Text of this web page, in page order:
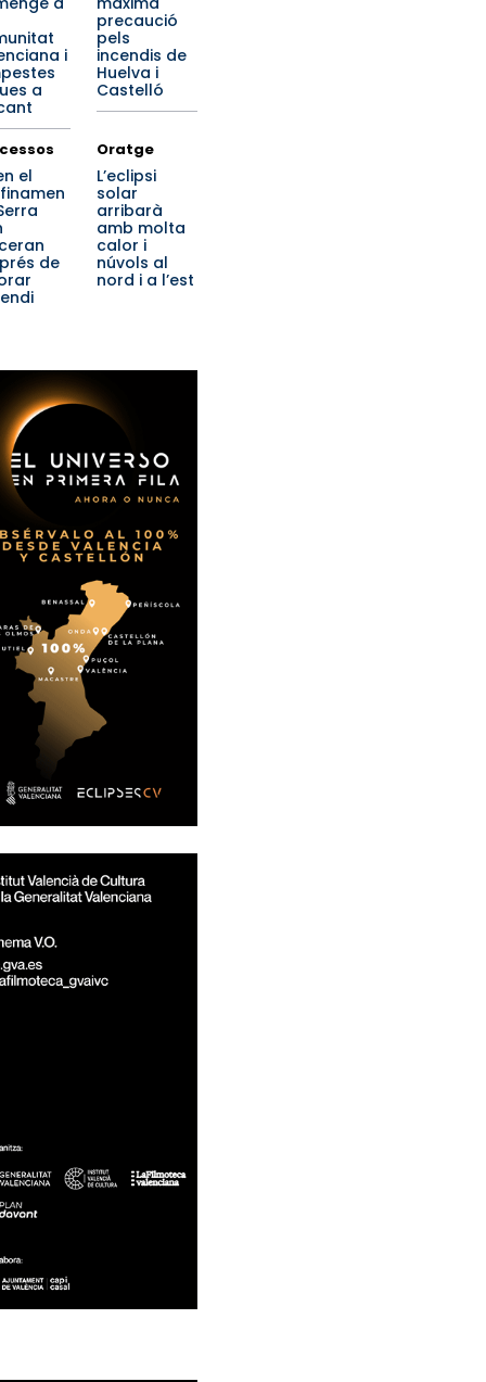
i
a
precaució
pels
incendis de
Huelva i
Castelló
el
de
Oratge
L’eclipsi
solar
arribarà
amb molta
calor i
núvols al
nord i a l’est